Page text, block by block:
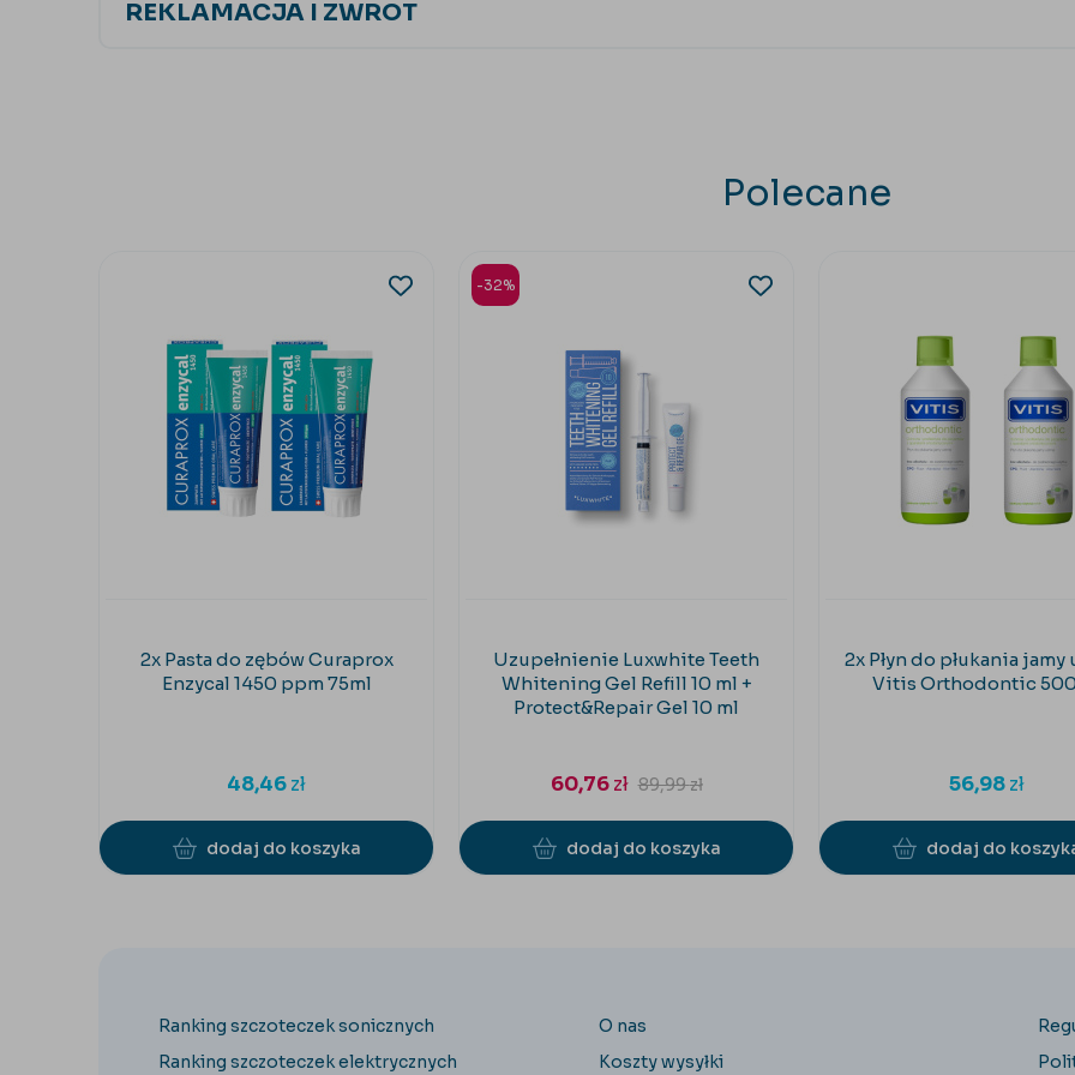
REKLAMACJA I ZWROT
Polecane
2x Pasta do zębów Curaprox
Enzycal 1450 ppm 75ml
48,46zł
dodaj do koszyka
-32%
Uzupełnienie Luxwhite Teeth
Whitening Gel Refill 10 ml +
Protect&Repair Gel 10 ml
60,76zł 89,99zł
dodaj do koszyka
2x Płyn do płukania
Vitis Orthodontic
56,98zł
dodaj do
Ranking szczoteczek sonicznych
Ranking szczoteczek elektrycznych
O nas
Koszty wysyłki